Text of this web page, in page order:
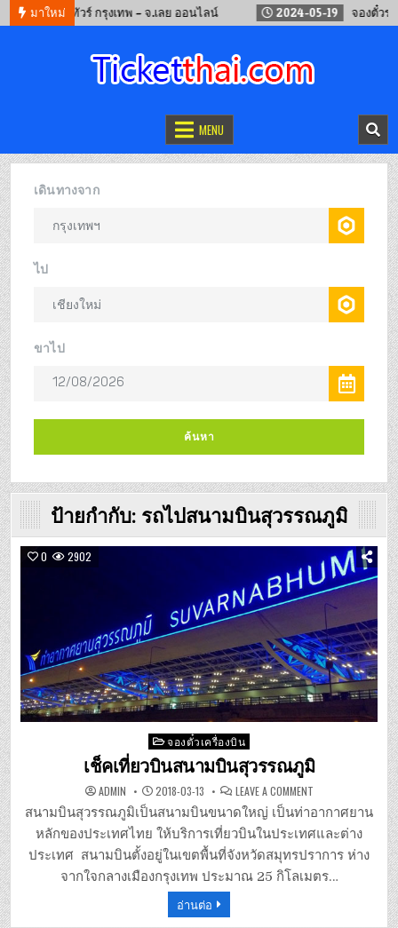
มาใหม่
จองรถทัวร์ กรุงเทพ – จ.เลย ออนไลน์ 2024-05-19 จองตั๋วรถไฟจี
MENU
ป้ายกำกับ: รถไปสนามบินสุวรรณภูมิ
0 2902
Posted
in
จองตั๋วเครื่องบิน
เช็คเที่ยวบินสนามบินสุวรรณภูมิ
ADMIN 2018-03-13 LEAVE A COMMENTON
เที่ยว
บิน
สนาม
บิน
สุวรรณภูมิ
สนามบินสุวรรณภูมิเป็นสนามบินขนาดใหญ่ เป็นท่าอากาศยาน
หลักของประเทศไทย ให้บริการเที่ยวบินในประเทศและต่าง
ประเทศ สนามบินตั้งอยู่ในเขตพื้นที่จังหวัดสมุทรปราการ ห่าง
จากใจกลางเมืองกรุงเทพ ประมาณ 25 กิโลเมตร…
อ่านต่อ